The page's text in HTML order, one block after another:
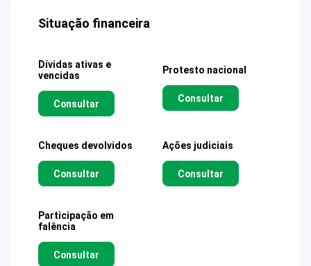
Situação financeira
Dívidas ativas e
vencidas
Consultar
Protesto nacional
Consultar
Cheques devolvidos
Consultar
Ações judiciais
Consultar
Participação em
falência
Consultar